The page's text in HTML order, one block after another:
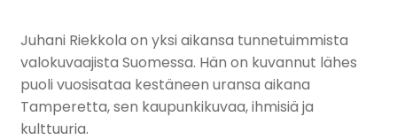
Juhani Riekkola on yksi aikansa tunnetuimmista
valokuvaajista Suomessa. Hän on kuvannut lähes
puoli vuosisataa kestäneen uransa aikana
Tamperetta, sen kaupunkikuvaa, ihmisiä ja
kulttuuria.